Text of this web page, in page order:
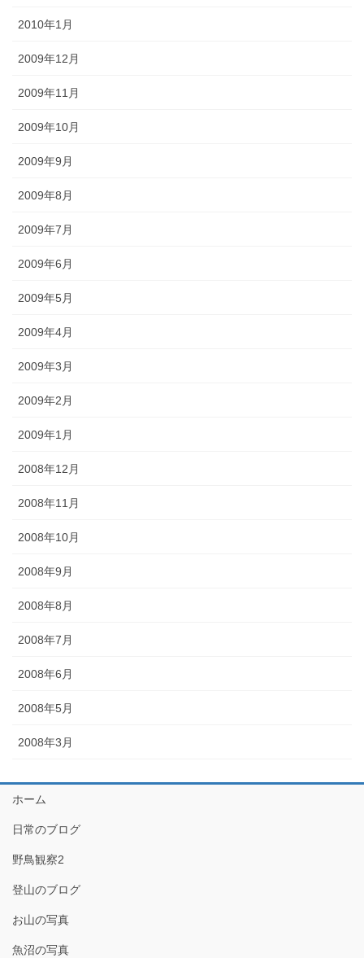
2010年1月
2009年12月
2009年11月
2009年10月
2009年9月
2009年8月
2009年7月
2009年6月
2009年5月
2009年4月
2009年3月
2009年2月
2009年1月
2008年12月
2008年11月
2008年10月
2008年9月
2008年8月
2008年7月
2008年6月
2008年5月
2008年3月
ホーム
日常のブログ
野鳥観察2
登山のブログ
お山の写真
魚沼の写真